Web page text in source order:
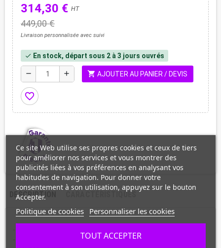
314,30 € HT
449,00 €
Livraison personnalisée avec suivi
check En stock, départ sous 2 à 3 jours ouvrés
remove add shopping_cart AJOUTER AU PANIER / DEVIS
favorite_border
DESCRIPTION CARACTÉRISTIQUES
- Epaisseur de la plaque en fonte 27mm
Ce site Web utilise ses propres cookies et ceux de tiers
pour améliorer nos services et vous montrer des
publicités liées à vos préférences en analysant vos
habitudes de navigation. Pour donner votre
consentement à son utilisation, appuyez sur le bouton
Accepter.
Politique de cookies Personnaliser les cookies
TOUT ACCEPTER